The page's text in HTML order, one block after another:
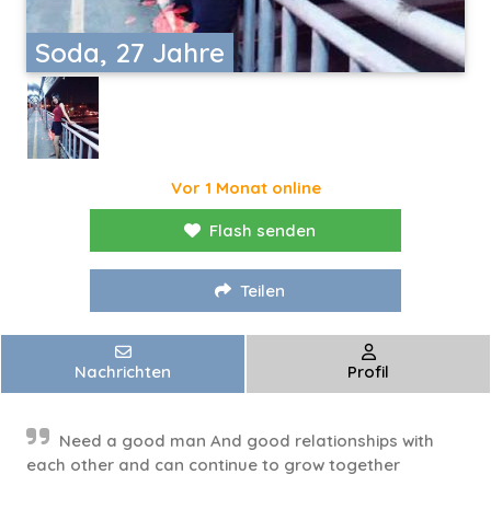
Soda, 27 Jahre
Vor 1 Monat online
Flash senden
Teilen
Nachrichten Profil
Need a good man And good relationships with
each other and can continue to grow together